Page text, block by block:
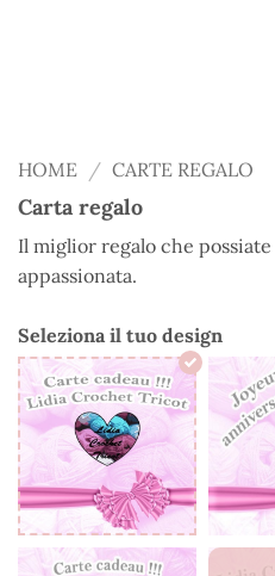
HOME / CARTE REGALO
Carta regalo
Il miglior regalo che
appassionata.
Seleziona il tuo design